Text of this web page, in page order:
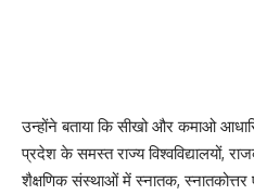
उन्होंने बताया कि सीखो और कमाओ
प्रदेश के समस्त राज्य विश्वविद्यालयों,
शैक्षणिक संस्थाओं में स्नातक,